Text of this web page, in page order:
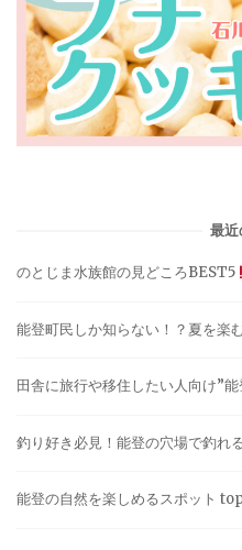
最
のとじま水族館の見どころBEST5
能登町民しか知らない！？夏を楽
田舎に旅行や移住したい人向け”
釣り好き必見！能登の穴場で釣れ
能登の自然を楽しめるスポット